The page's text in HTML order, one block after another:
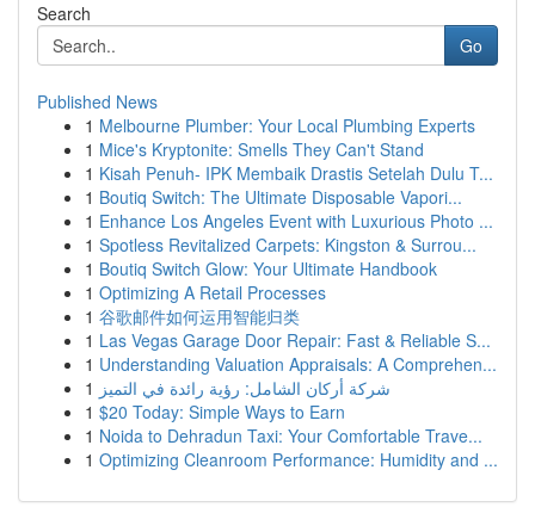
Search
Go
Published News
1 Melbourne Plumber: Your Local Plumbing Experts
1 Mice's Kryptonite: Smells They Can't Stand
1 Kisah Penuh- IPK Membaik Drastis Setelah Dulu T...
1 Boutiq Switch: The Ultimate Disposable Vapori...
1 Enhance Los Angeles Event with Luxurious Photo ...
1 Spotless Revitalized Carpets: Kingston & Surrou...
1 Boutiq Switch Glow: Your Ultimate Handbook
1 Optimizing A Retail Processes
1 谷歌邮件如何运用智能归类
1 Las Vegas Garage Door Repair: Fast & Reliable S...
1 Understanding Valuation Appraisals: A Comprehen...
1 شركة أركان الشامل: رؤية رائدة في التميز
1 $20 Today: Simple Ways to Earn
1 Noida to Dehradun Taxi: Your Comfortable Trave...
1 Optimizing Cleanroom Performance: Humidity and ...